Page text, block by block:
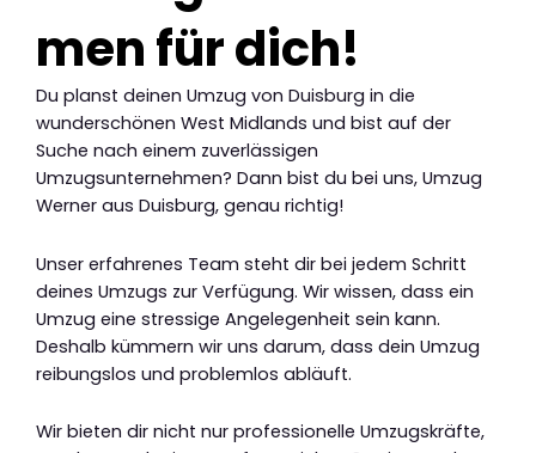
men für dich!
Du planst deinen Umzug von Duisburg in die
wunderschönen West Midlands und bist auf der
Suche nach einem zuverlässigen
Umzugsunternehmen? Dann bist du bei uns, Umzug
Werner aus Duisburg, genau richtig!
Unser erfahrenes Team steht dir bei jedem Schritt
deines Umzugs zur Verfügung. Wir wissen, dass ein
Umzug eine stressige Angelegenheit sein kann.
Deshalb kümmern wir uns darum, dass dein Umzug
reibungslos und problemlos abläuft.
Wir bieten dir nicht nur professionelle Umzugskräfte,